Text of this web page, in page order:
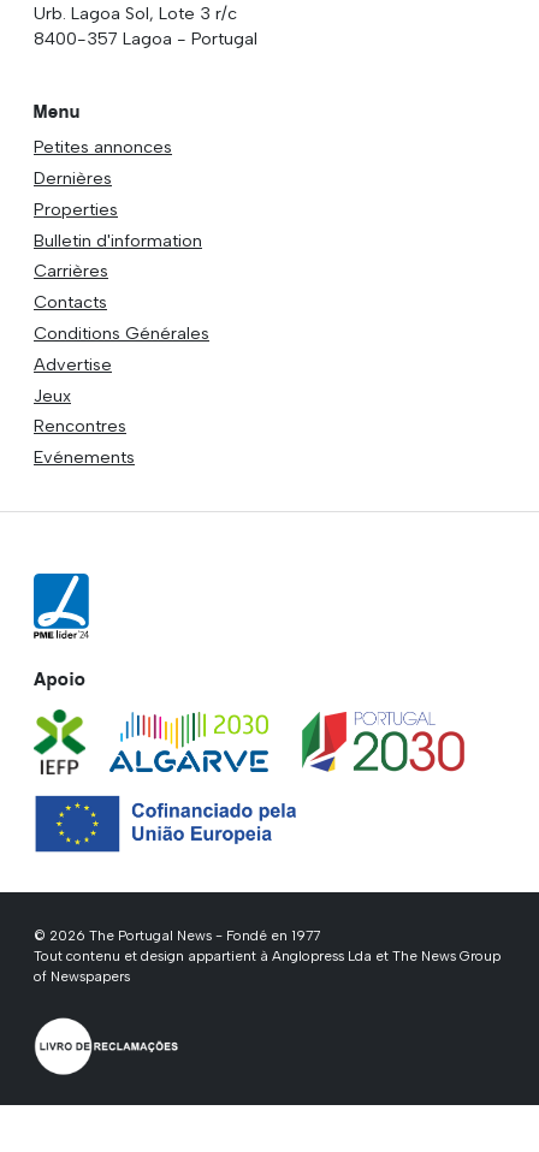
Urb. Lagoa Sol, Lote 3 r/c
8400-357 Lagoa - Portugal
Menu
Petites annonces
Dernières
Properties
Bulletin d'information
Carrières
Contacts
Conditions Générales
Advertise
Jeux
Rencontres
Evénements
Apoio
© 2026 The Portugal News - Fondé en 1977
Tout contenu et design appartient à Anglopress Lda et The News Group
of Newspapers